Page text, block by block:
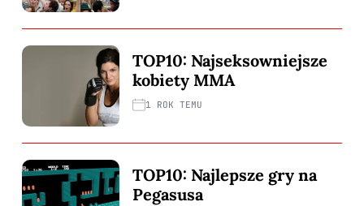
TOP10: Najseksowniejsze
kobiety MMA
1 ROK TEMU
TOP10: Najlepsze gry na
Pegasusa